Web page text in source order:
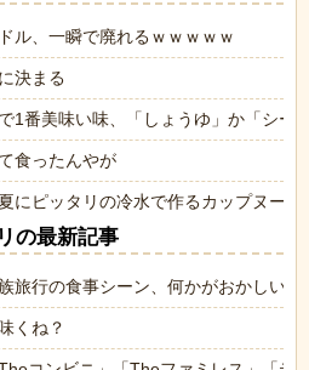
ル、一瞬で廃れるｗｗｗｗｗ
決まる
1番美味い味、「しょうゆ」か「シ
食ったんやが
にピッタリの冷水で作るカップヌード
の最新記事
旅行の食事シーン、何かがおかしいｗ
くね？